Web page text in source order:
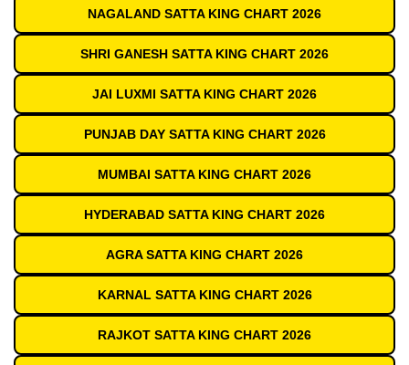
NAGALAND SATTA KING CHART 2026
SHRI GANESH SATTA KING CHART 2026
JAI LUXMI SATTA KING CHART 2026
PUNJAB DAY SATTA KING CHART 2026
MUMBAI SATTA KING CHART 2026
HYDERABAD SATTA KING CHART 2026
AGRA SATTA KING CHART 2026
KARNAL SATTA KING CHART 2026
RAJKOT SATTA KING CHART 2026